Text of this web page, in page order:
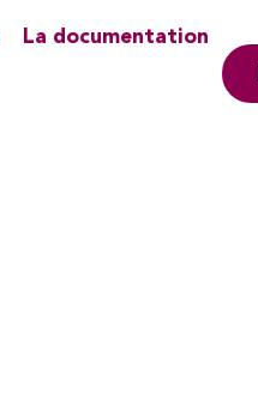
La documentation